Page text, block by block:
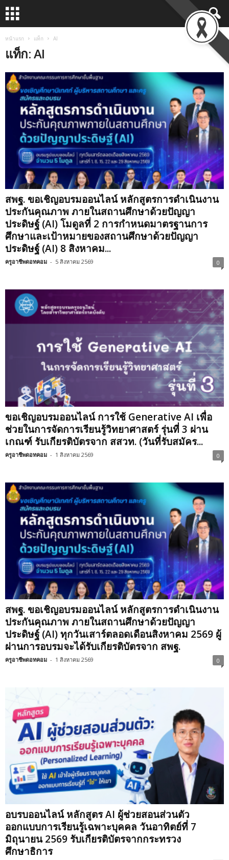
หน้าแรก แท็ก AI
แท็ก: AI
สพฐ. ขอเชิญอบรมออนไลน์ หลักสูตรการดำเนินงาน
ประกันคุณภาพ ภายในสถานศึกษาด้วยปัญญา
ประดิษฐ์ (AI) โมดูลที่ 2 การกำหนดมาตรฐานการ
ศึกษาและเป้าหมายของสถานศึกษาด้วยปัญญา
ประดิษฐ์ (AI) 8 สิงหาคม...
ครูอาชีพดอทคอม - 5 สิงหาคม 2569 0
ขอเชิญอบรมออนไลน์ การใช้ Generative AI เพื่อ
ช่วยในการจัดการเรียนรู้วิทยาศาสตร์ รุ่นที่ 3 ผ่าน
เกณฑ์ รับเกียรติบัตรจาก สสวท. (วันที่รับสมัคร...
ครูอาชีพดอทคอม - 1 สิงหาคม 2569 0
สพฐ. ขอเชิญอบรมออนไลน์ หลักสูตรการดำเนินงาน
ประกันคุณภาพ ภายในสถานศึกษาด้วยปัญญา
ประดิษฐ์ (AI) ทุกวันเสาร์ตลอดเดือนสิงหาคม 2569 ผู้
ผ่านการอบรมจะได้รับเกียรติบัตรจาก สพฐ.
ครูอาชีพดอทคอม - 1 สิงหาคม 2569 0
อบรบออนไลน์ หลักสูตร AI ผู้ช่วยสอนส่วนตัว
ออกแบบการเรียนรู้เฉพาะบุคคล วันอาทิตย์ที่ 7
มิถุนายน 2569 รับเกียรติบัตรจากกระทรวง
ศึกษาธิการ